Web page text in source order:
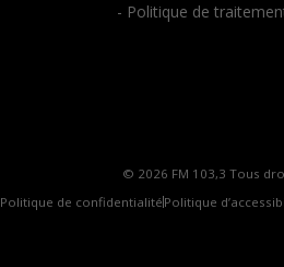
- Politique de
© 2026 FM 103,3 Tous
Politique de confidentialité Politique